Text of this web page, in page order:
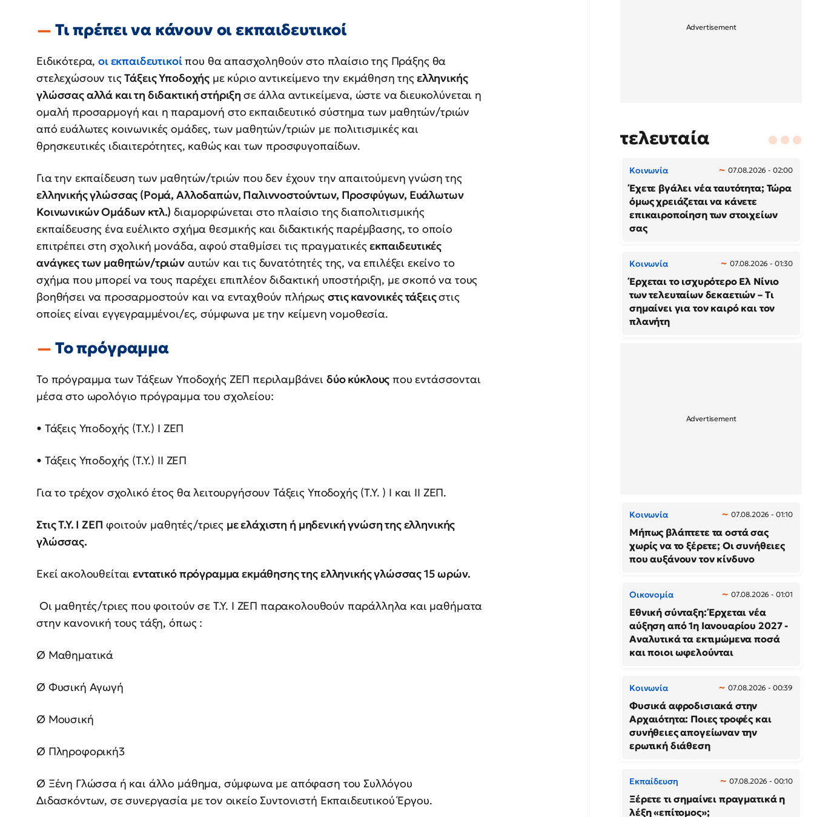
Τι πρέπει να κάνουν οι εκπαιδευτικοί
Ειδικότερα,οι εκπαιδευτικοίπου θα απασχοληθούν στο πλαίσιο της Πράξης θα
στελεχώσουν τιςΤάξεις Υποδοχής με κύριο αντικείμενο την εκμάθηση τηςελληνικής
γλώσσας αλλά και τη διδακτική στήριξη σε άλλα αντικείμενα, ώστε να διευκολύνεται η
ομαλή προσαρμογή και η παραμονή στο εκπαιδευτικό σύστημα των μαθητών/τριών
από ευάλωτες κοινωνικές ομάδες, των μαθητών/τριών με πολιτισμικές και
θρησκευτικές ιδιαιτερότητες, καθώς και των προσφυγοπαίδων.
Για την εκπαίδευση των μαθητών/τριών που δεν έχουν την απαιτούμενη γνώση της
ελληνικής γλώσσας (Ρομά, Αλλοδαπών, Παλιννοστούντων, Προσφύγων, Ευάλωτων
Κοινωνικών Ομάδων κτλ.) διαμορφώνεται στο πλαίσιο της διαπολιτισμικής
εκπαίδευσης ένα ευέλικτο σχήμα θεσμικής και διδακτικής παρέμβασης, το οποίο
επιτρέπει στη σχολική μονάδα, αφού σταθμίσει τις πραγματικέςεκπαιδευτικές
ανάγκες των μαθητών/τριών αυτών και τις δυνατότητές της, να επιλέξει εκείνο το
σχήμα που μπορεί να τους παρέχει επιπλέον διδακτική υποστήριξη, με σκοπό να τους
βοηθήσει να προσαρμοστούν και να ενταχθούν πλήρως στις κανονικές τάξειςστις
οποίες είναι εγγεγραμμένοι/ες, σύμφωνα με την κείμενη νομοθεσία.
Το πρόγραμμα
Το πρόγραμμα των Τάξεων Υποδοχής ΖΕΠ περιλαμβάνει δύο κύκλους που εντάσσονται
μέσα στο ωρολόγιο πρόγραμμα του σχολείου:
• Τάξεις Υποδοχής (Τ.Υ.) Ι ΖΕΠ
• Τάξεις Υποδοχής (Τ.Υ.) ΙΙ ΖΕΠ
Για το τρέχον σχολικό έτος θα λειτουργήσουν Τάξεις Υποδοχής (Τ.Υ. ) Ι και ΙΙ ΖΕΠ.
Στις Τ.Υ. Ι ΖΕΠ φοιτούν μαθητές/τριες με ελάχιστη ή μηδενική γνώση της ελληνικής
γλώσσας.
Εκεί ακολουθείταιεντατικό πρόγραμμα εκμάθησης της ελληνικής γλώσσας 15 ωρών.
Οι μαθητές/τριες που φοιτούν σε Τ.Υ. Ι ΖΕΠ παρακολουθούν παράλληλα και μαθήματα
στην κανονική τους τάξη, όπως :
Ø Μαθηματικά
Ø Φυσική Αγωγή
Ø Μουσική
Ø Πληροφορική3
Ø Ξένη Γλώσσα ή και άλλο μάθημα, σύμφωνα με απόφαση του Συλλόγου
Διδασκόντων, σε συνεργασία με τον οικείο Συντονιστή Εκπαιδευτικού Έργου.
τελευταία
Κοινωνία 07.08.2026 - 02:00
Έχετε βγάλει νέα ταυτότητα; Τώρα
όμως χρειάζεται να κάνετε
επικαιροποίηση των στοιχείων
σας
Κοινωνία 07.08.2026 - 01:30
Έρχεται το ισχυρότερο Ελ Νίνιο
των τελευταίων δεκαετιών – Τι
σημαίνει για τον καιρό και τον
πλανήτη
Κοινωνία 07.08.2026 - 01:10
Μήπως βλάπτετε τα οστά σας
χωρίς να το ξέρετε; Οι συνήθειες
που αυξάνουν τον κίνδυνο
Οικονομία 07.08.2026 - 01:01
Εθνική σύνταξη: Έρχεται νέα
αύξηση από 1η Ιανουαρίου 2027 -
Αναλυτικά τα εκτιμώμενα ποσά
και ποιοι ωφελούνται
Κοινωνία 07.08.2026 - 00:39
Φυσικά αφροδισιακά στην
Αρχαιότητα: Ποιες τροφές και
συνήθειες απογείωναν την
ερωτική διάθεση
Εκπαίδευση 07.08.2026 - 00:10
Ξέρετε τι σημαίνει πραγματικά η
λέξη «επίτομος»;